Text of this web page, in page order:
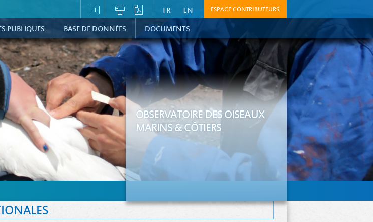
ESPACE CONTRIBUTEURS
PUBLIQUES BASE DE DONNÉES DOCUMENTS
OBSERVATOIRE DES OISEAUX
MARINS & CÔTIERS